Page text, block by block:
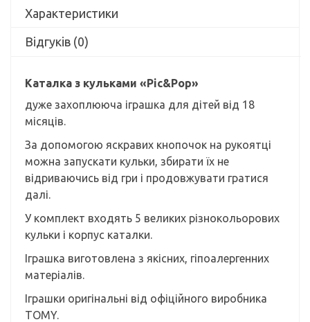
Характеристики
Відгуків (0)
Каталка з кульками «Pic&Pop»
дуже захоплююча іграшка для дітей від 18
місяців.
За допомогою яскравих кнопочок на рукоятці
можна запускати кульки, збирати їх не
відриваючись від гри і продовжувати гратися
далі.
У комплект входять 5 великих різнокольорових
кульки і корпус каталки.
Іграшка виготовлена з якісних, гіпоалергенних
матеріалів.
Іграшки оригінальні від офіційного виробника
TOMY.